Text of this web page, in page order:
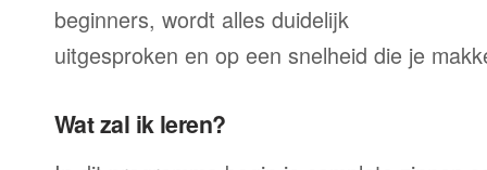
beginners, wordt alles duidelijk
uitgesproken en op een snelheid die je
Wat zal ik leren?